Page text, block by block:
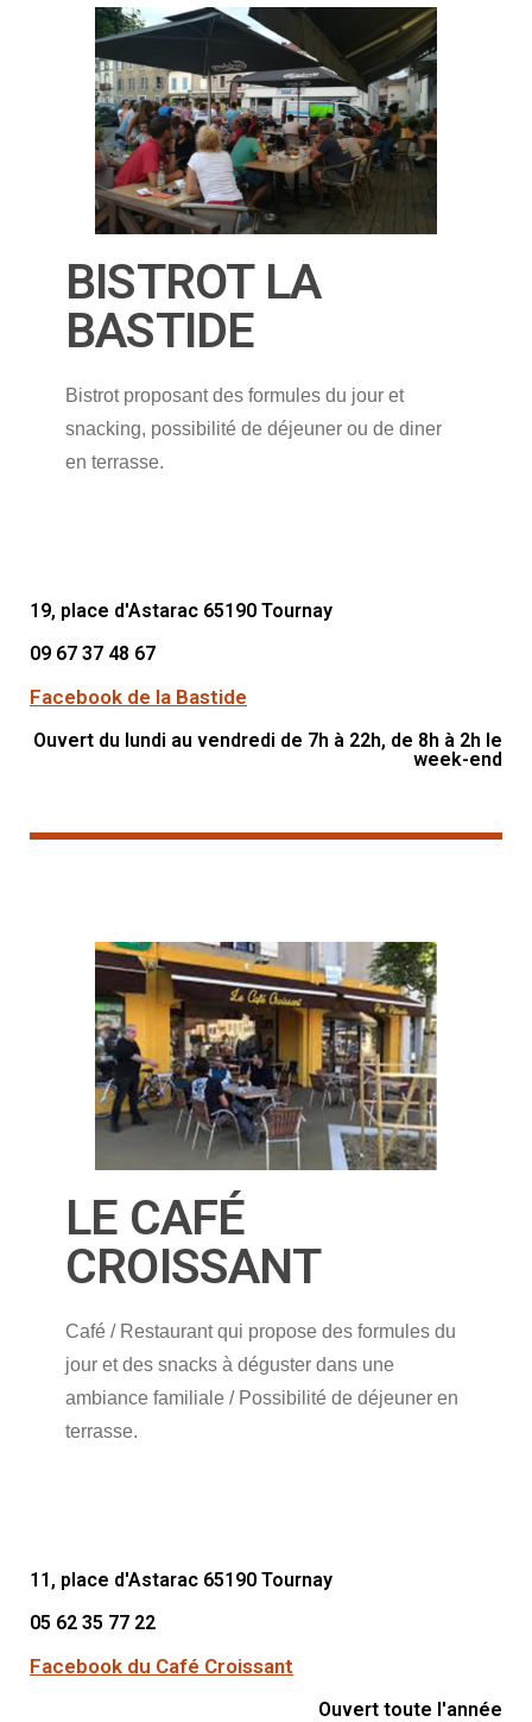
BISTROT LA
BASTIDE
Bistrot proposant des formules du jour et
snacking, possibilité de déjeuner ou de diner
en terrasse.
19, place d'Astarac 65190 Tournay
09 67 37 48 67
Facebook de la Bastide
Ouvert du lundi au vendredi de 7h à 22h, de 8h à 2h le
week-end
LE CAFÉ
CROISSANT
Café / Restaurant qui propose des formules du
jour et des snacks à déguster dans une
ambiance familiale / Possibilité de déjeuner en
terrasse.
11, place d'Astarac 65190 Tournay
05 62 35 77 22
Facebook du Café Croissant
Ouvert toute l'année